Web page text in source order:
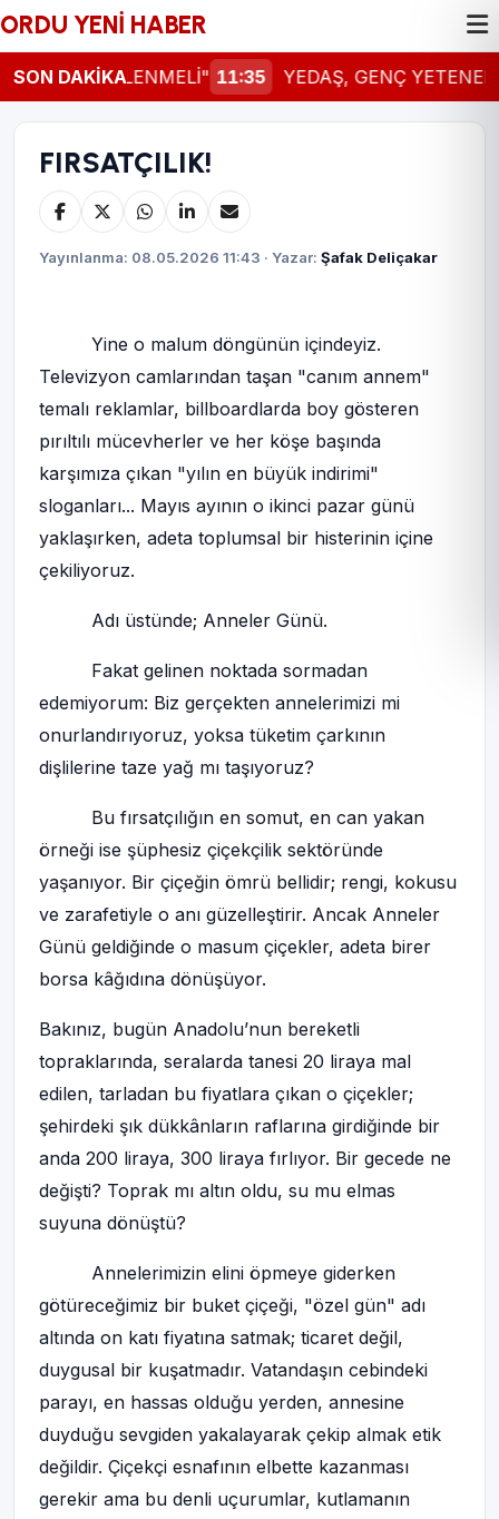
ORDU YENİ HABER
SON DAKİKA
GÜNCELLENMELİ" 11:35 YEDAŞ, GENÇ
FIRSATÇILIK!
Yayınlanma: 08.05.2026 11:43 · Yazar: Şafak Deliçakar
Yine o malum döngünün içindeyiz.
Televizyon camlarından taşan "canım annem"
temalı reklamlar, billboardlarda boy gösteren
pırıltılı mücevherler ve her köşe başında
karşımıza çıkan "yılın en büyük indirimi"
sloganları... Mayıs ayının o ikinci pazar günü
yaklaşırken, adeta toplumsal bir histerinin içine
çekiliyoruz.
Adı üstünde; Anneler Günü.
Fakat gelinen noktada sormadan
edemiyorum: Biz gerçekten annelerimizi mi
onurlandırıyoruz, yoksa tüketim çarkının
dişlilerine taze yağ mı taşıyoruz?
Bu fırsatçılığın en somut, en can yakan
örneği ise şüphesiz çiçekçilik sektöründe
yaşanıyor. Bir çiçeğin ömrü bellidir; rengi, kokusu
ve zarafetiyle o anı güzelleştirir. Ancak Anneler
Günü geldiğinde o masum çiçekler, adeta birer
borsa kâğıdına dönüşüyor.
Bakınız, bugün Anadolu’nun bereketli
topraklarında, seralarda tanesi 20 liraya mal
edilen, tarladan bu fiyatlara çıkan o çiçekler;
şehirdeki şık dükkânların raflarına girdiğinde bir
anda 200 liraya, 300 liraya fırlıyor. Bir gecede ne
değişti? Toprak mı altın oldu, su mu elmas
suyuna dönüştü?
Annelerimizin elini öpmeye giderken
götüreceğimiz bir buket çiçeği, "özel gün" adı
altında on katı fiyatına satmak; ticaret değil,
duygusal bir kuşatmadır. Vatandaşın cebindeki
parayı, en hassas olduğu yerden, annesine
duyduğu sevgiden yakalayarak çekip almak etik
değildir. Çiçekçi esnafının elbette kazanması
gerekir ama bu denli uçurumlar, kutlamanın